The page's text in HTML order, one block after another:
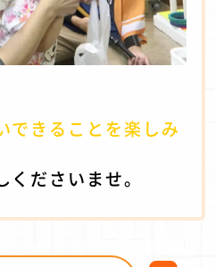
きることを楽しみ
ださいませ。